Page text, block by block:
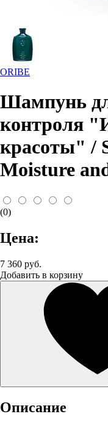
ORIBE
Шампунь
контроля
красоты" /
Moisture
(0)
Цена:
7 360 руб.
Добавить в корзину
Описание